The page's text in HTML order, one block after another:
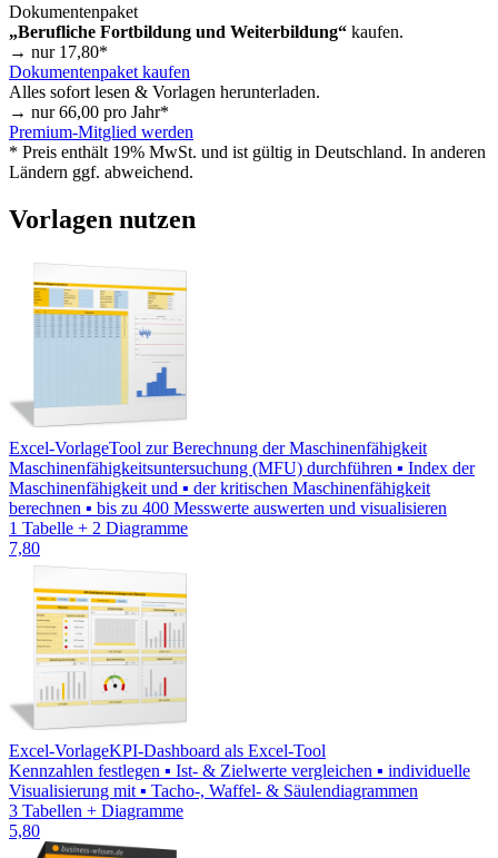
Dokumentenpaket
„Berufliche Fortbildung und Weiterbildung“ kaufen.
→ nur 17,80*
Dokumentenpaket kaufen
Alles sofort lesen & Vorlagen herunterladen.
→ nur66,00 pro Jahr*
Premium-Mitglied werden
* Preis enthält 19% MwSt. und ist gültig in Deutschland. In anderen
Ländern ggf. abweichend.
Vorlagen nutzen
Excel-VorlageTool zur Berechnung der Maschinenfähigkeit
Maschinenfähigkeitsuntersuchung (MFU) durchführen ▪ Index der
Maschinenfähigkeit und ▪ der kritischen Maschinenfähigkeit
berechnen ▪ bis zu 400 Messwerte auswerten und visualisieren
1 Tabelle + 2 Diagramme
7,80
Excel-VorlageKPI-Dashboard als Excel-Tool
Kennzahlen festlegen ▪ Ist- & Zielwerte vergleichen ▪ individuelle
Visualisierung mit ▪ Tacho-, Waffel- & Säulendiagrammen
3 Tabellen + Diagramme
5,80